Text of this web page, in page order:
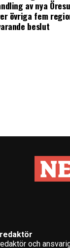
av nya
övriga fem
beslut
och